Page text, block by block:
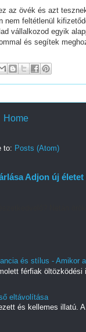
az övék és azt
nem feltétlenül
vállalkozod egyik
és segítek
Home
to: Posts (Atom)
Adjon új
és stílus - Amikor
férfiak
eltávolítása
és kellemes illatú.